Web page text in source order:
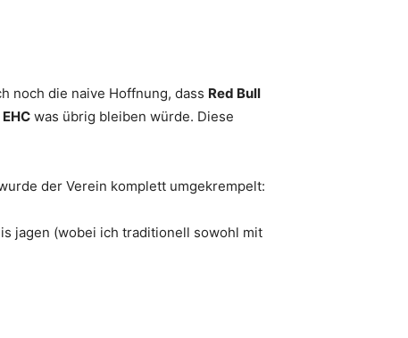
noch die naive Hoffnung, dass Red Bull
EHC was übrig bleiben würde. Diese
der Verein komplett umgekrempelt:
jagen (wobei ich traditionell sowohl mit